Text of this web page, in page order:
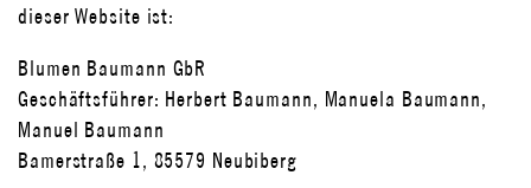
dieser Website ist:
Blumen Baumann GbR
Geschäftsführer: Herbert Baumann, Manuela Baumann,
Manuel Baumann
Bamerstraße 1, 85579 Neubiberg